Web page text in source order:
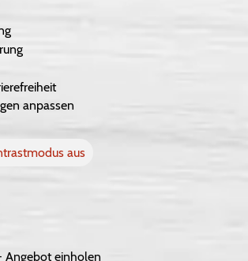
anpassen
aus
Angebot einholen